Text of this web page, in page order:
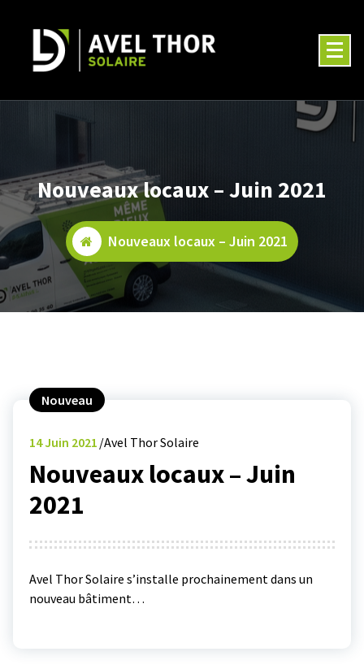
Nouveaux locaux – Juin 2021
Nouveaux locaux – Juin 2021
Nouveau
14Juin 2021 Avel Thor Solaire
Nouveaux locaux – Juin
2021
Avel Thor Solaire s’installe prochainement dans un
nouveau bâtiment…